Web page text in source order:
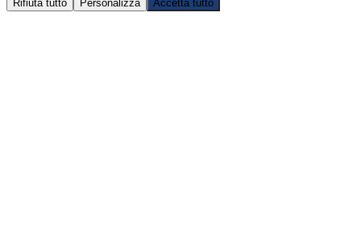
Rifiuta tutto Personalizza Accetta tutto